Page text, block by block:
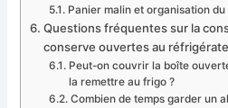
Panier malin et organisation
Questions fréquentes sur la
conserve ouvertes au
Peut-on couvrir la boîte
la remettre au frigo ?
Combien de temps garder un